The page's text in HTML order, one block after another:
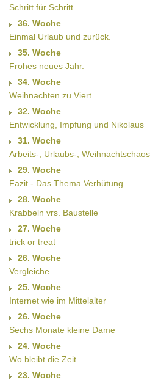
Schritt für Schritt
36. Woche
Einmal Urlaub und zurück.
35. Woche
Frohes neues Jahr.
34. Woche
Weihnachten zu Viert
32. Woche
Entwicklung, Impfung und Nikolaus
31. Woche
Arbeits-, Urlaubs-, Weihnachtschaos
29. Woche
Fazit - Das Thema Verhütung.
28. Woche
Krabbeln vrs. Baustelle
27. Woche
trick or treat
26. Woche
Vergleiche
25. Woche
Internet wie im Mittelalter
26. Woche
Sechs Monate kleine Dame
24. Woche
Wo bleibt die Zeit
23. Woche